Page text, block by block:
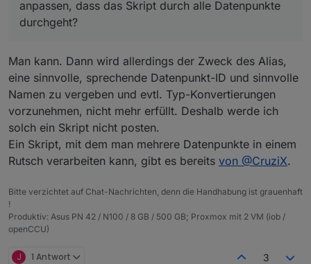
anpassen, dass das Skript durch alle Datenpunkte
durchgeht?
Man kann. Dann wird allerdings der Zweck des Alias,
eine sinnvolle, sprechende Datenpunkt-ID und sinnvolle
Namen zu vergeben und evtl. Typ-Konvertierungen
vorzunehmen, nicht mehr erfüllt. Deshalb werde ich
solch ein Skript nicht posten.
Ein Skript, mit dem man mehrere Datenpunkte in einem
Rutsch verarbeiten kann, gibt es bereits von @CruziX.
Bitte verzichtet auf Chat-Nachrichten, denn die Handhabung ist grauenhaft
!
Produktiv: Asus PN 42 / N100 / 8 GB / 500 GB; Proxmox mit 2 VM (iob /
openCCU)
J 1 Antwort 3